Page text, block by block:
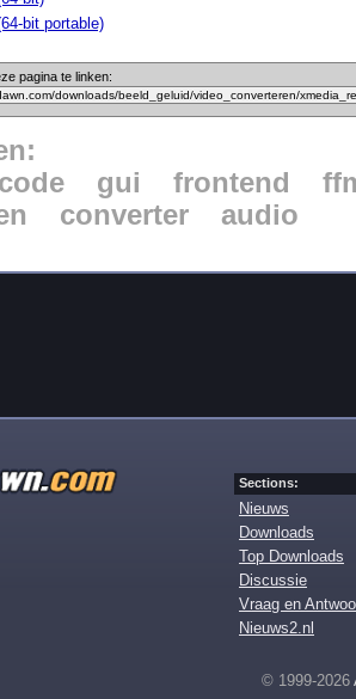
bit portable)
pagina te linken:
gui frontend
converter audio
Sections:
Nieuws
Downloads
Top Downloads
Discussie
Vraag en
Nieuws2.nl
© 1999-2026